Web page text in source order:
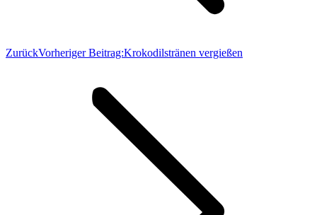
ZurückVorheriger Beitrag:Krokodilstränen vergießen